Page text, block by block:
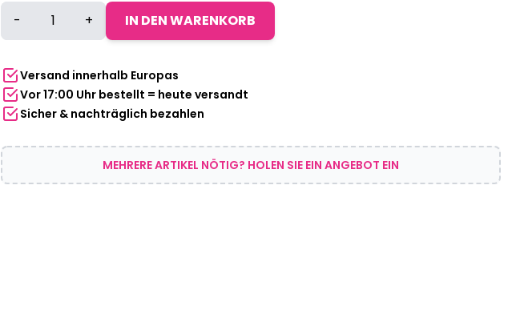
Wimpelkette
Ruhestand
- + IN DEN WARENKORB
Versand innerhalb Europas
Vor 17:00 Uhr bestellt = heute versandt
Sicher & nachträglich bezahlen
MEHRERE ARTIKEL NÖTIG? HOLEN SIE EIN ANGEBOT EIN